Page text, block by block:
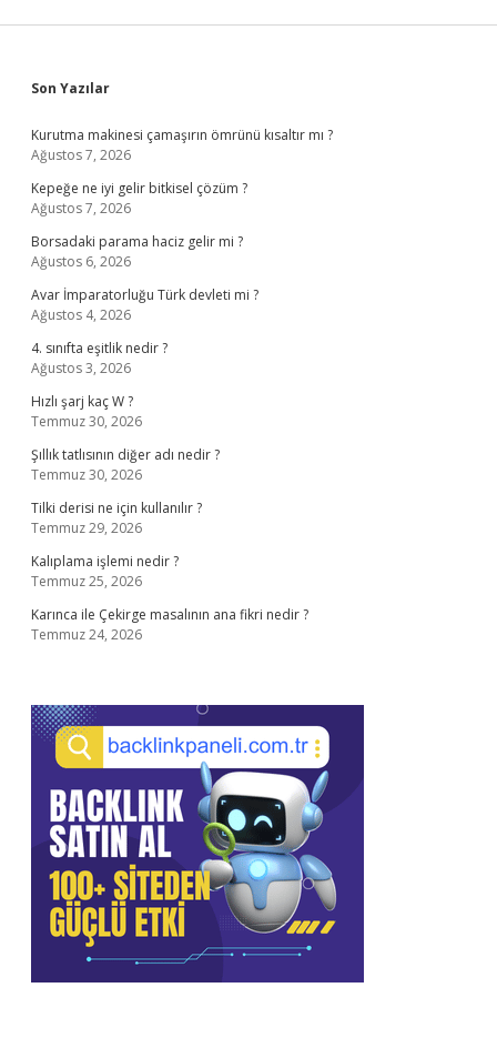
Sidebar
Son Yazılar
Kurutma makinesi çamaşırın ömrünü kısaltır mı ?
Ağustos 7, 2026
Kepeğe ne iyi gelir bitkisel çözüm ?
Ağustos 7, 2026
Borsadaki parama haciz gelir mi ?
Ağustos 6, 2026
Avar İmparatorluğu Türk devleti mi ?
Ağustos 4, 2026
4. sınıfta eşitlik nedir ?
Ağustos 3, 2026
Hızlı şarj kaç W ?
Temmuz 30, 2026
Şıllık tatlısının diğer adı nedir ?
Temmuz 30, 2026
Tilki derisi ne için kullanılır ?
Temmuz 29, 2026
Kalıplama işlemi nedir ?
Temmuz 25, 2026
Karınca ile Çekirge masalının ana fikri nedir ?
Temmuz 24, 2026